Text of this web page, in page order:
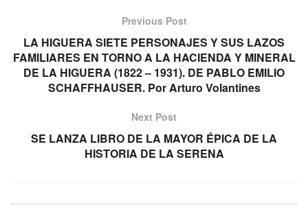
Previous Post
LA HIGUERA SIETE PERSONAJES Y SUS LAZOS
FAMILIARES EN TORNO A LA HACIENDA Y MINERAL
DE LA HIGUERA (1822 – 1931). DE PABLO EMILIO
SCHAFFHAUSER. Por Arturo Volantines
Next Post
SE LANZA LIBRO DE LA MAYOR ÉPICA DE LA
HISTORIA DE LA SERENA